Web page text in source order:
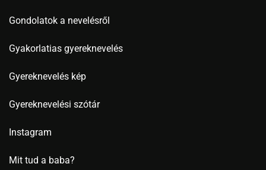
Gondolatok a nevelésről
Gyakorlatias gyereknevelés
Gyereknevelés kép
Gyereknevelési szótár
Instagram
Mit tud a baba?